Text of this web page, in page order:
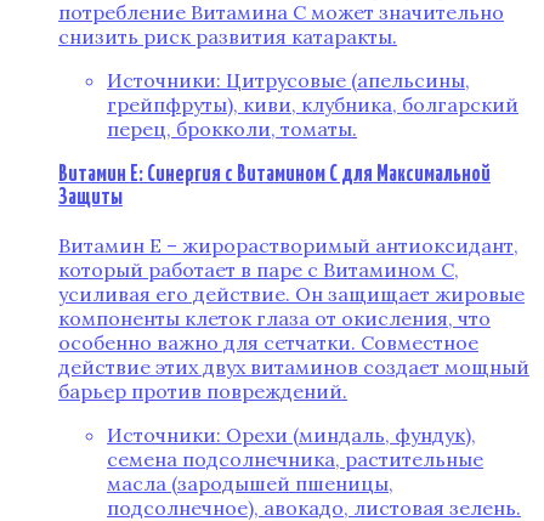
потребление Витамина C может значительно
снизить риск развития катаракты.
Источники: Цитрусовые (апельсины,
грейпфруты), киви, клубника, болгарский
перец, брокколи, томаты.
Витамин E: Синергия с Витамином C для Максимальной
Защиты
Витамин E – жирорастворимый антиоксидант,
который работает в паре с Витамином C,
усиливая его действие. Он защищает жировые
компоненты клеток глаза от окисления, что
особенно важно для сетчатки. Совместное
действие этих двух витаминов создает мощный
барьер против повреждений.
Источники: Орехи (миндаль, фундук),
семена подсолнечника, растительные
масла (зародышей пшеницы,
подсолнечное), авокадо, листовая зелень.